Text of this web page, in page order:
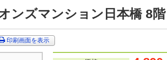
ンズマンション日本橋 8
印刷画面を表示